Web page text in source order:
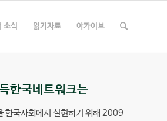
소식 읽기자료 아카이브
한국네트워크는
한국사회에서 실현하기 위해 2009